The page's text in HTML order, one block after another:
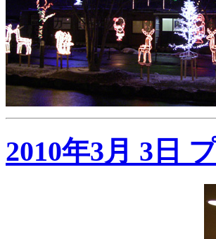
2010年3月 3日